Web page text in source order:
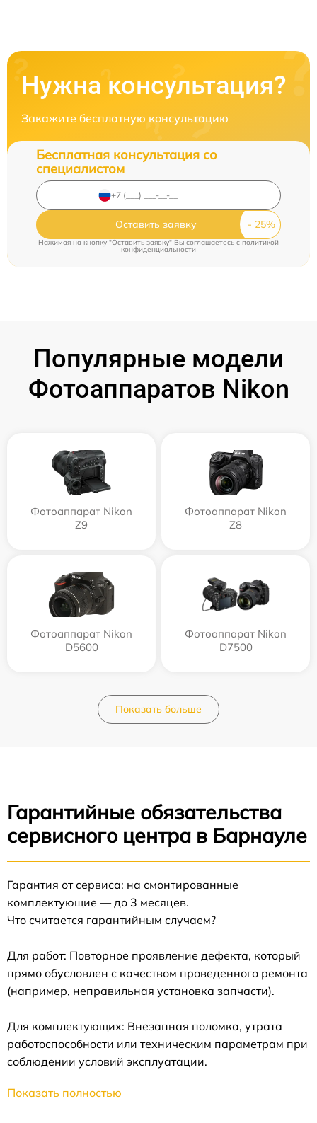
Нужна консультация?
Закажите бесплатную консультацию
Бесплатная консультация со
специалистом
Оставить заявку
Нажимая на кнопку "Оставить заявку" Вы соглашаетесь cполитикой
конфиденциальности
Популярные модели
Фотоаппаратов Nikon
Фотоаппарат Nikon
Z9
Фотоаппарат Nikon
Z8
Фотоаппарат Nikon
D5600
Фотоаппарат Nikon
D7500
Показать больше
Гарантийные обязательства
сервисного центра в Барнауле
Гарантия от сервиса: на смонтированные
комплектующие — до 3 месяцев.
Что считается гарантийным случаем?
Для работ: Повторное проявление дефекта, который
прямо обусловлен с качеством проведенного ремонта
(например, неправильная установка запчасти).
Для комплектующих: Внезапная поломка, утрата
работоспособности или техническим параметрам при
соблюдении условий эксплуатации.
Показать полностью